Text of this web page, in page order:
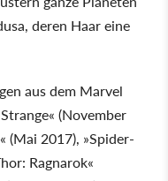
deren Haar eine
aus dem Marvel
(November
(Mai 2017), »Spider-
Ragnarok«